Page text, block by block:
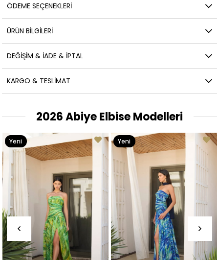
ÖDEME SEÇENEKLERI
ÜRÜN BILGILERI
DEĞIŞIM & İADE & İPTAL
KARGO & TESLIMAT
2026 Abiye Elbise Modelleri
Yeni
Ürün
Yeni
Ürün